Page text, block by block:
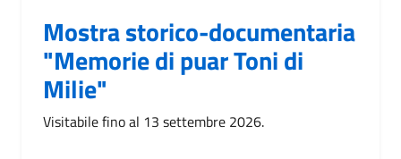
Mostra storico-documentaria
"Memorie di puar Toni di
Milie"
Visitabile fino al 13 settembre 2026.